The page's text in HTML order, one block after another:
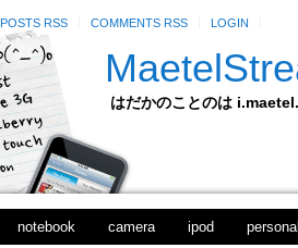
POSTS RSS COMMENTS RSS LOGIN
はだかのことのは
notebook camera ipod